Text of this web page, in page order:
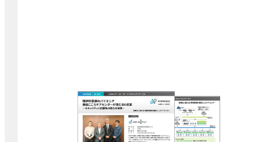
資料ダウンロード
精神科医療のパイオニア 藤田こころケアセンタ